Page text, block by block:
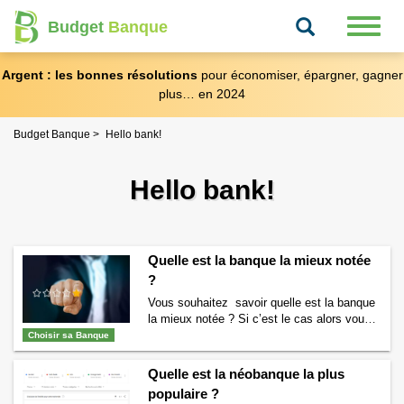
Budget Banque Recherche
Argent : les bonnes résolutionspour économiser, épargner, gagner
plus… en 2024
Budget Banque Hello bank!
Hello bank!
Choisir sa Banque
Quelle est la banque la mieux notée
?
Vous souhaitez savoir quelle est la banque
la mieux notée ? Si c’est le cas alors vous
indiquer le classement des banques les
mieux notées. Classement des banques les
mieux notées
[BB_RATED_BANK_RANKING] La banque
Quelle est la néobanque la plus
populaire ?